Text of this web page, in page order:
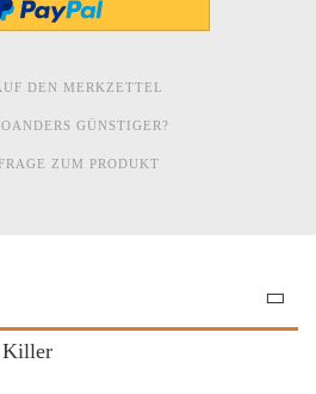
DEN MERKZETTEL
GÜNSTIGER?
FRAGE ZUM PRODUKT
Killer